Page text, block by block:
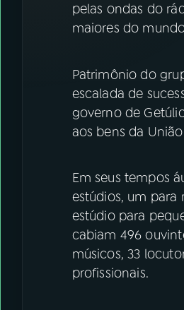
pelas ondas do
maiores do
Patrimônio do
escalada de
governo de
aos bens da
Em seus tempos
estúdios, um
estúdio para
cabiam 496
músicos, 33
profissionais.